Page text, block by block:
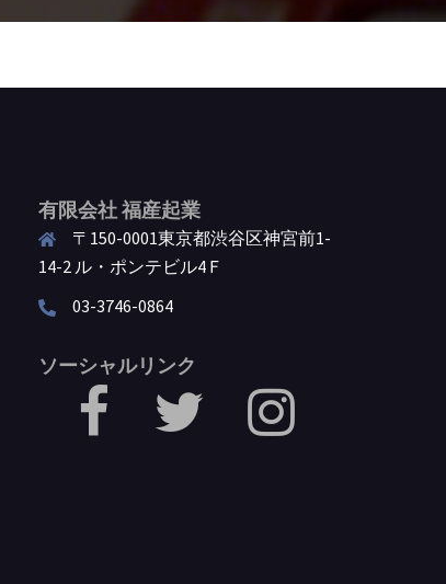
有限会社 福産起業
〒150-0001東京都渋谷区神宮前1-
14-2 ル・ポンテビル4Ｆ
03-3746-0864
ソーシャルリンク
facebook Twitter